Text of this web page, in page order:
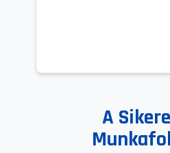
A